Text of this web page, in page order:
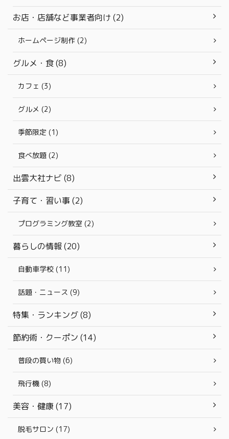
お店・店舗など事業者向け (2)
ホームページ制作 (2)
グルメ・食 (8)
カフェ (3)
グルメ (2)
季節限定 (1)
食べ放題 (2)
出雲大社ナビ (8)
子育て・習い事 (2)
プログラミング教室 (2)
暮らしの情報 (20)
自動車学校 (11)
話題・ニュース (9)
特集・ランキング (8)
節約術・クーポン (14)
普段の買い物 (6)
飛行機 (8)
美容・健康 (17)
脱毛サロン (17)